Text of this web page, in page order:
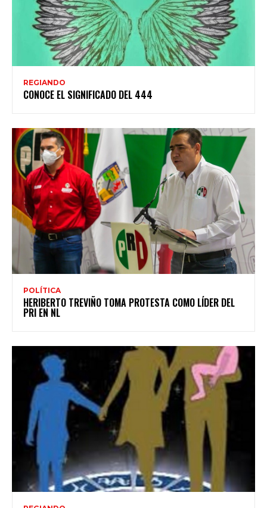
REGIANDO
CONOCE EL SIGNIFICADO DEL 444
POLÍTICA
HERIBERTO TREVIÑO TOMA PROTESTA COMO LÍDER DEL
PRI EN NL